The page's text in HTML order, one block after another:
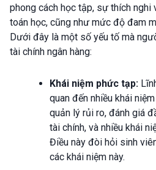
phong cách học tập, sự thích nghi
toán học, cũng như mức độ đam
Dưới đây là một số yếu tố mà
tài chính ngân hàng:
Khái niệm phức tạp:
quan đến nhiều khái
quản lý rủi ro, đánh giá
tài chính, và nhiều khái
Điều này đòi hỏi sinh
các khái niệm này.